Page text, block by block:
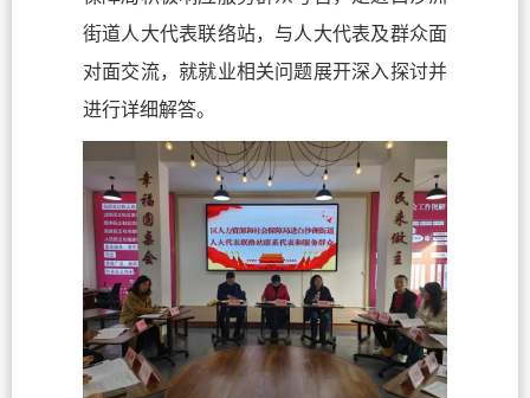
街道人大代表联络站，与人大代表及群众面
对面交流，就就业相关问题展开深入探讨并
进行详细解答。